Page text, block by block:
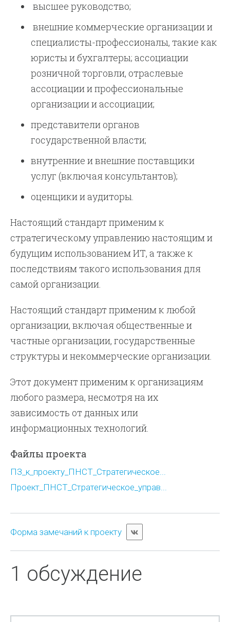
высшее руководство;
внешние коммерческие организации и
специалисты-профессионалы, такие как
юристы и бухгалтеры; ассоциации
розничной торговли, отраслевые
ассоциации и профессиональные
организации и ассоциации;
представители органов
государственной власти;
внутренние и внешние поставщики
услуг (включая консультантов);
оценщики и аудиторы.
Настоящий стандарт применим к
стратегическому управлению настоящим и
будущим использованием ИТ, а также к
последствиям такого использования для
самой организации.
Настоящий стандарт применим к любой
организации, включая общественные и
частные организации, государственные
структуры и некоммерческие организации.
Этот документ применим к организациям
любого размера, несмотря на их
зависимость от данных или
информационных технологий.
Файлы проекта
ПЗ_к_проекту_ПНСТ_Стратегическое...
Проект_ПНСТ_Стратегическое_управ...
Форма замечаний к проекту
1 обсуждение